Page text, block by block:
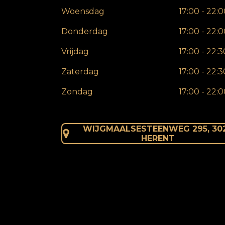
Woensdag 17:00 -
Donderdag 17:00 -
Vrijdag 17:00 -
Zaterdag 17:00 -
Zondag 17:00 -
WIJGMAALSESTEENWEG 295,
HERENT